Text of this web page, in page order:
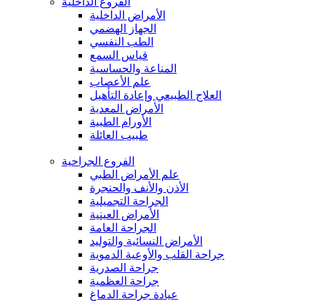
الأمراض الداخلية
الجهاز الهضمي
الطب النفسي
قياس السمع
المناعة والحساسية
علم الأعصاب
العلاج الطبيعي وإعادة التأهيل
الأمراض المعدية
الأورام الطبية
طبيب العائلة
الفروع الجراحية
علم الأمراض الطبي
الأذن والأنف والحنجرة
الجراحة التجميلية
الأمراض العينية
الجراحة العامة
الأمراض النسائية والتوليد
جراحة القلب والأوعية الدموية
جراحة الصدرية
جراحة العظمية
عيادة جراحة الدماغ